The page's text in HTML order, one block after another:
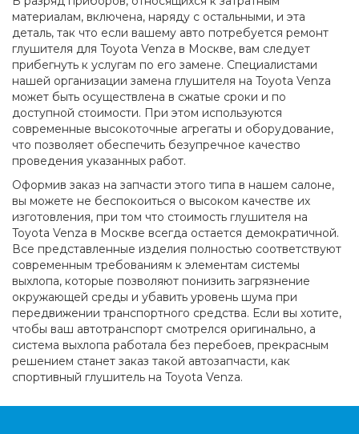
материалам, включена, наряду с остальными, и эта
деталь, так что если вашему авто потребуется ремонт
глушителя для Toyota Venza в Москве, вам следует
прибегнуть к услугам по его замене. Специалистами
нашей организации замена глушителя на Toyota Venza
может быть осуществлена в сжатые сроки и по
доступной стоимости. При этом используются
современные высокоточные агрегаты и оборудование,
что позволяет обеспечить безупречное качество
проведения указанных работ.
Оформив заказ на запчасти этого типа в нашем салоне,
вы можете не беспокоиться о высоком качестве их
изготовления, при том что стоимость глушителя на
Toyota Venza в Москве всегда остается демократичной.
Все представленные изделия полностью соответствуют
современным требованиям к элементам системы
выхлопа, которые позволяют понизить загрязнение
окружающей среды и убавить уровень шума при
передвижении транспортного средства. Если вы хотите,
чтобы ваш автотранспорт смотрелся оригинально, а
система выхлопа работала без перебоев, прекрасным
решением станет заказ такой автозапчасти, как
спортивный глушитель на Toyota Venza.